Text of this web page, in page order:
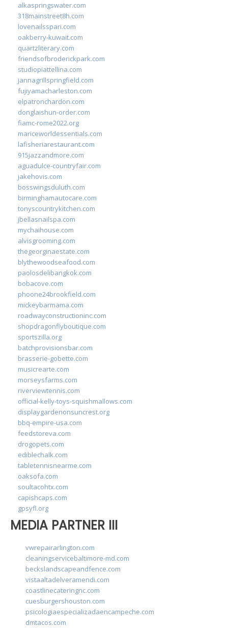
alkaspringswater.com
318mainstreet8h.com
lovenailsspari.com
oakberry-kuwait.com
quartzliterary.com
friendsofbroderickpark.com
studiopiattellina.com
jannagrillspringfield.com
fujiyamacharleston.com
elpatronchardon.com
donglaishun-order.com
fiamc-rome2022.org
mariceworldessentials.com
lafisheriarestaurant.com
915jazzandmore.com
aguadulce-countryfair.com
jakehovis.com
bosswingsduluth.com
birminghamautocare.com
tonyscountrykitchen.com
jbellasnailspa.com
mychaihouse.com
alvisgrooming.com
thegeorginaestate.com
blythewoodseafood.com
paolosdelibangkok.com
bobacove.com
phoone24brookfield.com
mickeybarmama.com
roadwayconstructioninc.com
shopdragonflyboutique.com
sportszilla.org
batchprovisionsbar.com
brasserie-gobette.com
musicrearte.com
morseysfarms.com
riverviewtennis.com
official-kelly-toys-squishmallows.com
displaygardenonsuncrest.org
bbq-empire-usa.com
feedstoreva.com
drogopets.com
ediblechalk.com
tabletennisnearme.com
oaksofa.com
soultacohtx.com
capishcaps.com
gpsyfl.org
MEDIA PARTNER III
vwrepairarlington.com
cleaningservicebaltimore-md.com
beckslandscapeandfence.com
vistaaltadelveramendi.com
coastlinecateringnc.com
cuesburgershouston.com
psicologiaespecializadaencampeche.com
dmtacos.com